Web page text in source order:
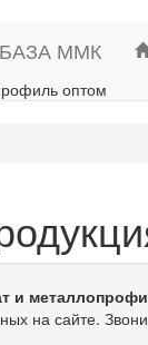
ММК
оптом
и
на сайте.